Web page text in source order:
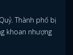
Thành phố bị
khoan nhượng